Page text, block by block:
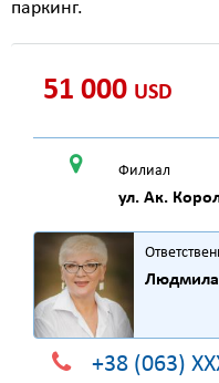
паркинг.
51 000 USD
Филиал
ул. Ак.
+38 (063)